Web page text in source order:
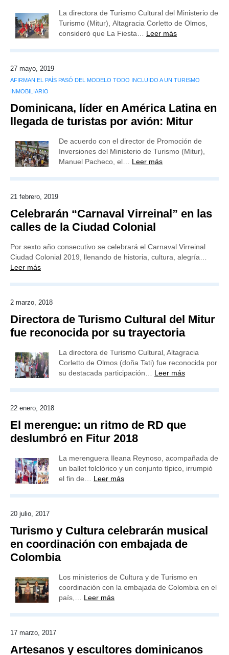
La directora de Turismo Cultural del Ministerio de
Turismo (Mitur), Altagracia Corletto de Olmos,
consideró que La Fiesta… Leer más
27 mayo, 2019
AFIRMAN EL PAÍS PASÓ DEL MODELO TODO INCLUIDO A UN TURISMO
INMOBILIARIO
Dominicana, líder en América Latina en
llegada de turistas por avión: Mitur
De acuerdo con el director de Promoción de
Inversiones del Ministerio de Turismo (Mitur),
Manuel Pacheco, el… Leer más
21 febrero, 2019
Celebrarán “Carnaval Virreinal” en las
calles de la Ciudad Colonial
Por sexto año consecutivo se celebrará el Carnaval Virreinal
Ciudad Colonial 2019, llenando de historia, cultura, alegría…
Leer más
2 marzo, 2018
Directora de Turismo Cultural del Mitur
fue reconocida por su trayectoria
La directora de Turismo Cultural, Altagracia
Corletto de Olmos (doña Tati) fue reconocida por
su destacada participación… Leer más
22 enero, 2018
El merengue: un ritmo de RD que
deslumbró en Fitur 2018
La merenguera Ileana Reynoso, acompañada de
un ballet folclórico y un conjunto típico, irrumpió
el fin de… Leer más
20 julio, 2017
Turismo y Cultura celebrarán musical
en coordinación con embajada de
Colombia
Los ministerios de Cultura y de Turismo en
coordinación con la embajada de Colombia en el
país,… Leer más
17 marzo, 2017
Artesanos y escultores dominicanos